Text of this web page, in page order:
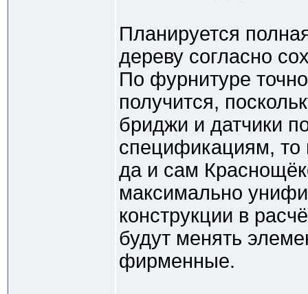
Планируется
дереву согласно
По фурнитуре
получится,
бриджи и датчики
спецификациям, то
да и сам
максимально
конструкции в
будут менять
фирменные.